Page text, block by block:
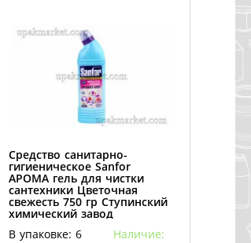
Средство санитарно-
гигиеническое Sanfor
АРОМА гель для чистки
сантехники Цветочная
свежесть 750 гр Ступинский
химический завод
6 шт/кор
В упаковке: 6
Наличие: